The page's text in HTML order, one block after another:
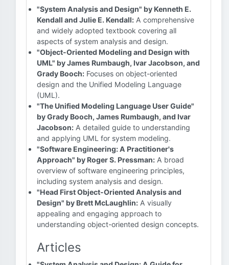
"System Analysis and Design" by Kenneth E.
Kendall and Julie E. Kendall: A comprehensive
and widely adopted textbook covering all
aspects of system analysis and design.
"Object-Oriented Modeling and Design with
UML" by James Rumbaugh, Ivar Jacobson, and
Grady Booch: Focuses on object-oriented
design and the Unified Modeling Language
(UML).
"The Unified Modeling Language User Guide"
by Grady Booch, James Rumbaugh, and Ivar
Jacobson: A detailed guide to understanding
and applying UML for system modeling.
"Software Engineering: A Practitioner's
Approach" by Roger S. Pressman: A broad
overview of software engineering principles,
including system analysis and design.
"Head First Object-Oriented Analysis and
Design" by Brett McLaughlin: A visually
appealing and engaging approach to
understanding object-oriented design concepts.
Articles